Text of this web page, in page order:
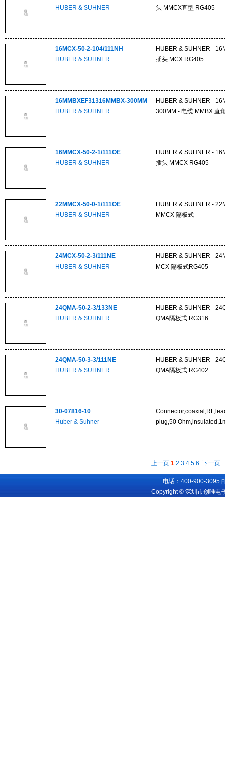
HUBER & SUHNER
头 MMCX直型 RG405
16MCX-50-2-104/111NH
HUBER & SUHNER
HUBER & SUHNER -
插头 MCX RG405
16MMBXEF31316MMBX-300MM
HUBER & SUHNER
HUBER & SUHNER -
300MM - 电缆 MMBX 直
16MMCX-50-2-1/111OE
HUBER & SUHNER
HUBER & SUHNER -
插头 MMCX RG405
22MMCX-50-0-1/111OE
HUBER & SUHNER
HUBER & SUHNER -
MMCX 隔板式
24MCX-50-2-3/111NE
HUBER & SUHNER
HUBER & SUHNER -
MCX 隔板式RG405
24QMA-50-2-3/133NE
HUBER & SUHNER
HUBER & SUHNER -
QMA隔板式 RG316
24QMA-50-3-3/111NE
HUBER & SUHNER
HUBER & SUHNER -
QMA隔板式 RG402
30-07816-10
Huber & Suhner
plug,50
上一页 1 2 3 4 5 6 下一页
电话：400-900-3095
Copyright © 深圳市创唯电